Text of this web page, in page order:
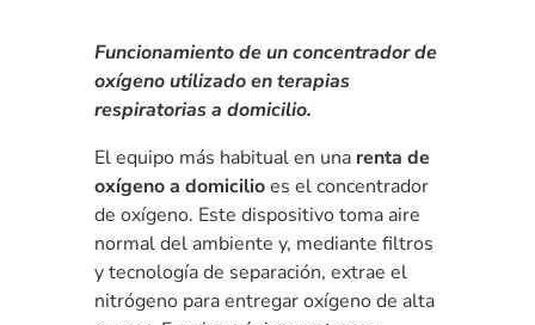
Funcionamiento de un concentrador de
oxígeno utilizado en terapias
respiratorias a domicilio.
El equipo más habitual en una renta de
oxígeno a domicilioes el concentrador
de oxígeno. Este dispositivo toma aire
normal del ambiente y, mediante filtros
y tecnología de separación, extrae el
nitrógeno para entregar oxígeno de alta